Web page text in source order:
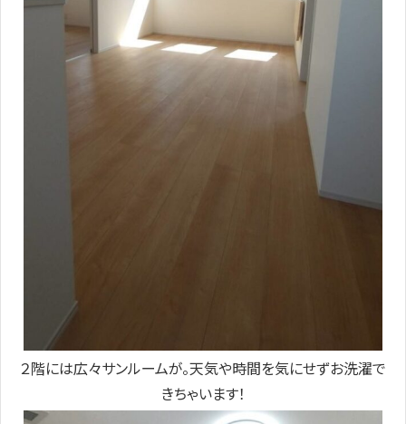
２階には広々サンルームが。天気や時間を気にせずお洗濯で
きちゃいます！